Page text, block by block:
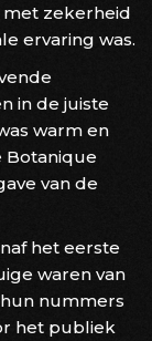
met zekerheid
ervaring was.
in de juiste
warm en
Botanique
van de
het eerste
waren van
nummers
het publiek